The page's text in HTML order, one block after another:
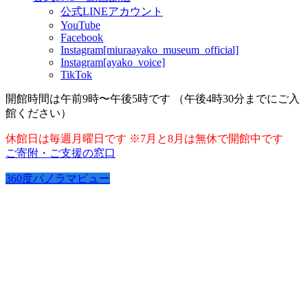
公式LINEアカウント
YouTube
Facebook
Instagram[miuraayako_museum_official]
Instagram[ayako_voice]
TikTok
開館時間は午前9時〜午後5時です （午後4時30分までにご入
館ください）
休館日は毎週月曜日です ※7月と8月は無休で開館中です
ご寄附・ご支援の窓口
360度パノラマビュー